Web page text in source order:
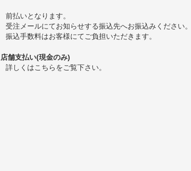
前払いとなります。
受注メールにてお知らせする振込先へお振込みください。
振込手数料はお客様にてご負担いただきます。
店舗支払い(現金のみ)
詳しくはこちらをご覧下さい。